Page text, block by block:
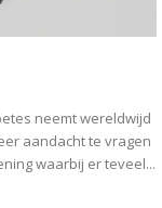
neemt wereldwijd
aandacht te vragen
waarbij er teveel...